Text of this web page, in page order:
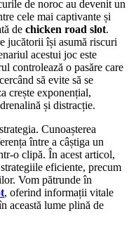
de noroc au devenit un
cele mai captivante și
de chicken road slot.
jucătorii își asumă riscuri
acestui joc este
controlează o pasăre care
să evite să se
crește exponențial,
și distracție.
Cunoașterea
între a câștiga un
o clipă. În acest articol,
eficiente, precum
Vom pătrunde în
, oferind informații vitale
această lume plină de